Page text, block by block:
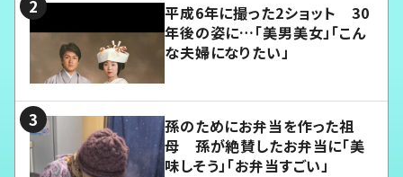
平成6年に撮った2ショット 30
年後の姿に…「美男美女」「こん
な夫婦になりたい」
孫のためにお弁当を作った祖
母 孫が絶賛したお弁当に「美
味しそう」「お弁当すごい」